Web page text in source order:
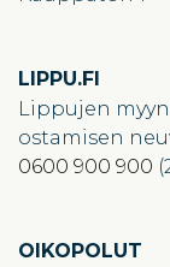
LIPPU.FI
Lippujen
ostamisen
0600 900 900
OIKOPOLUT